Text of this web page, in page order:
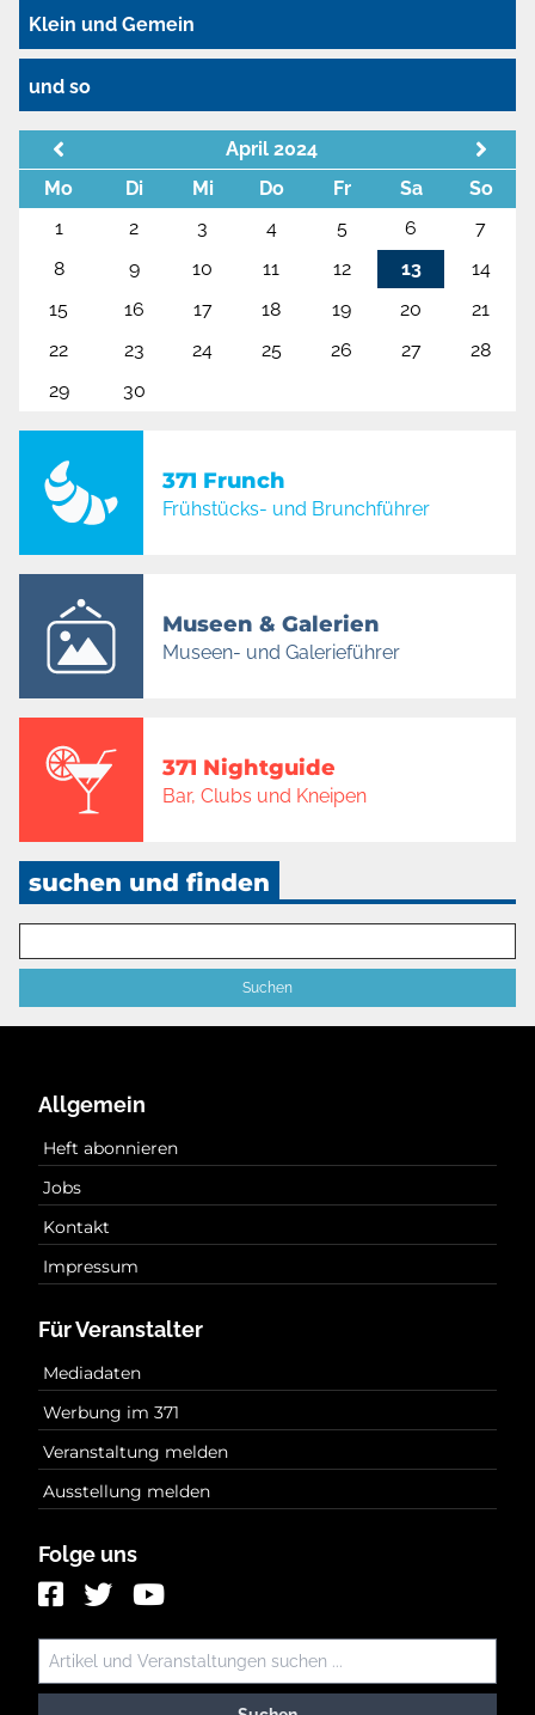
Klein und Gemein
und so
April 2024
Mo
Di Mi Do Fr Sa
So
1
2 3 4 5 6
7
8
9 10 11 12 13
14
15
16 17 18 19 20
21
22
23 24 25 26 27
28
29
30
371 Frunch
Frühstücks- und Brunchführer
Museen & Galerien
Museen- und Galerieführer
371 Nightguide
Bar, Clubs und Kneipen
suchen und finden
Allgemein
Heft abonnieren
Jobs
Kontakt
Impressum
Für Veranstalter
Mediadaten
Werbung im 371
Veranstaltung melden
Ausstellung melden
Folge uns